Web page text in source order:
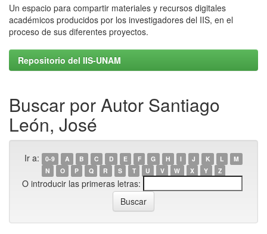
Un espacio para compartir materiales y recursos digitales
académicos producidos por los investigadores del IIS, en el
proceso de sus diferentes proyectos.
Repositorio del IIS-UNAM
Buscar por Autor Santiago
León, José
Ir a: 0-9 A B C D E F G H I J K L
M
N
O P Q R S T U V W X Y Z
O introducir las primeras letras: